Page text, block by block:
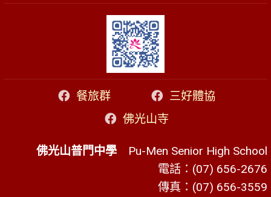
餐旅群
三好體協
佛光山寺
佛光山普門中學 Pu-Men Senior High School
電話：(07) 656-2676
傳真：(07) 656-3559